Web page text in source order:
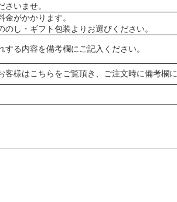
さいませ。
金がかかります。
のし・ギフト包装よりお選びください。
する内容を備考欄にご記入ください。
客様はこちらをご覧頂き、ご注文時に備考欄